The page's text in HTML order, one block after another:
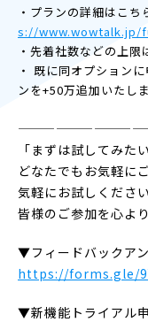
・プランの詳細はこ
s://www.wowtalk.jp/
・先着社数などの上
・ 既に同オプション
ンを+50万追加いたし
「まずは試してみた
どなたでもお気軽に
気軽にお試しください
皆様のご参加を心よ
▼フィードバックア
https://forms.gle/
▼新機能トライアル